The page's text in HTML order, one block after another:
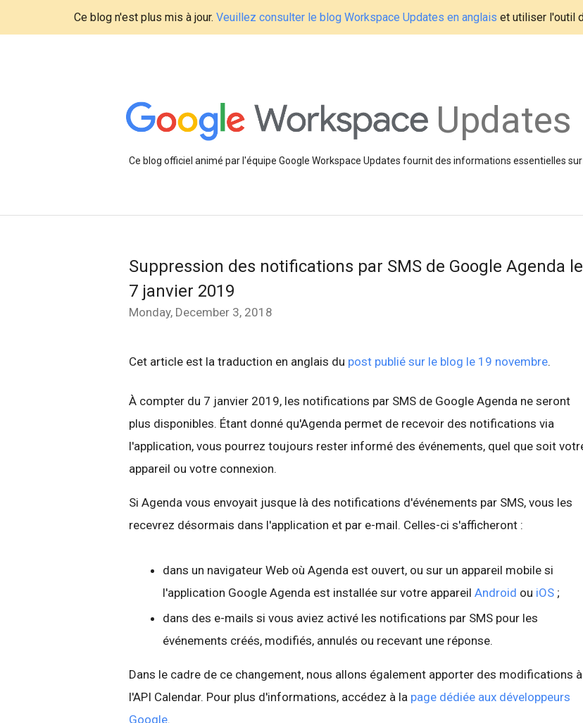
Ce blog n'est plus mis à jour. Veuillez consulter le blog Workspace Updates en anglais et utiliser l'outil
Updates
Ce blog officiel animé par l'équipe Google Workspace Updates fournit des informations essentielles
Suppression des notifications par SMS de Google Agenda le
7 janvier 2019
Monday, December 3, 2018
Cet article est la traduction en anglais du post publié sur le blog le 19 novembre.
À compter du 7 janvier 2019, les notifications par SMS de Google Agenda ne seront
plus disponibles. Étant donné qu'Agenda permet de recevoir des notifications via
l'application, vous pourrez toujours rester informé des événements, quel que soit
appareil ou votre connexion.
Si Agenda vous envoyait jusque là des notifications d'événements par SMS, vous les
recevrez désormais dans l'application et par e-mail. Celles-ci s'afficheront :
dans un navigateur Web où Agenda est ouvert, ou sur un appareil mobile si
l'application Google Agenda est installée sur votre appareil Android ou iOS ;
dans des e-mails si vous aviez activé les notifications par SMS pour les
événements créés, modifiés, annulés ou recevant une réponse.
Dans le cadre de ce changement, nous allons également apporter des modifications à
l'API Calendar. Pour plus d'informations, accédez à la page dédiée aux développeurs
Google.